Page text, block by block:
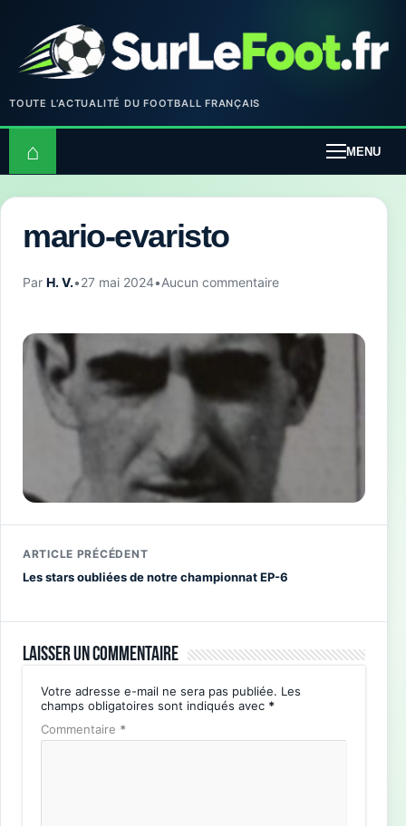
TOUTE L’ACTUALITÉ DU FOOTBALL FRANÇAIS
⌂ MENU
mario-evaristo
Par H. V.•27 mai 2024•Aucun commentaire
ARTICLE PRÉCÉDENT
Les stars oubliées de notre championnat EP-6
Laisser un commentaire
Votre adresse e-mail ne sera pas publiée. Les
champs obligatoires sont indiqués avec *
Commentaire *